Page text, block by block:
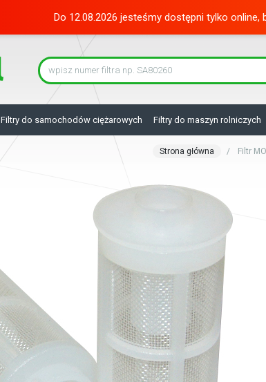
Do 12.08.2026 jesteśmy dostępni tylko
Filtry do samochodów ciężarowych Filtry do maszyn rolniczych
Strona główna Filtr